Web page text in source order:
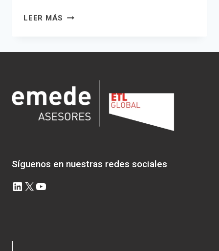
LEER MÁS EXTINCIÓN
EMPRESA
FISCALES
Síguenos en nuestras redes sociales
LinkedIn
X YouTube